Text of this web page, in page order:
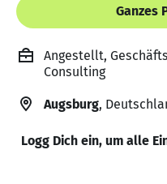
Ganzes
Angestellt,
Consulting
Augsburg,
Logg Dich ein, um alle